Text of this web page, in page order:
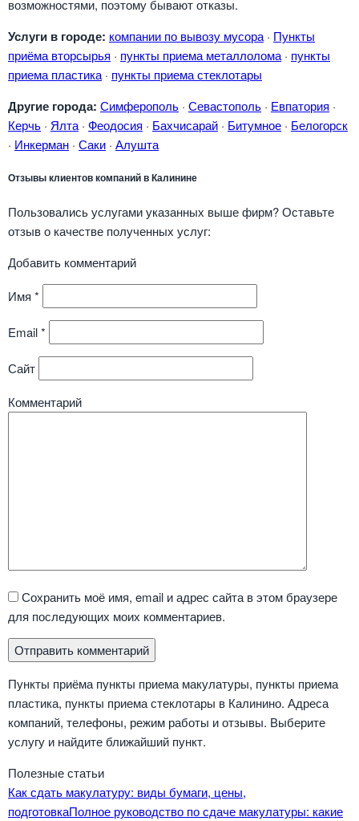
возможностями, поэтому бывают отказы.
Услуги в городе: компании по вывозу мусора · Пункты
приёма вторсырья · пункты приема металлолома · пункты
приема пластика · пункты приема стеклотары
Другие города: Симферополь · Севастополь · Евпатория ·
Керчь · Ялта · Феодосия · Бахчисарай · Битумное · Белогорск
· Инкерман · Саки · Алушта
Отзывы клиентов компаний в Калинине
Пользовались услугами указанных выше фирм? Оставьте
отзыв о качестве полученных услуг:
Добавить комментарий
Имя *
Email*
Сайт
Комментарий
Сохранить моё имя, email и адрес сайта в этом браузере
для последующих моих комментариев.
Пункты приёма пункты приема макулатуры, пункты приема
пластика, пункты приема стеклотары в Калинино. Адреса
компаний, телефоны, режим работы и отзывы. Выберите
услугу и найдите ближайший пункт.
Полезные статьи
Как сдать макулатуру: виды бумаги, цены,
подготовкаПолное руководство по сдаче макулатуры: какие